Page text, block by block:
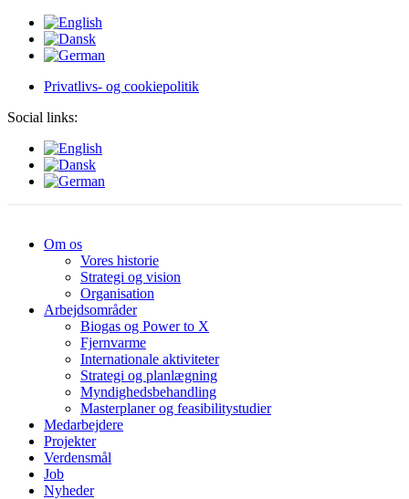
Privatlivs- og cookiepolitik
Social links:
Om os
Vores historie
Strategi og vision
Organisation
Arbejdsområder
Biogas og Power to X
Fjernvarme
Internationale aktiviteter
Strategi og planlægning
Myndighedsbehandling
Masterplaner og feasibilitystudier
Medarbejdere
Projekter
Verdensmål
Job
Nyheder